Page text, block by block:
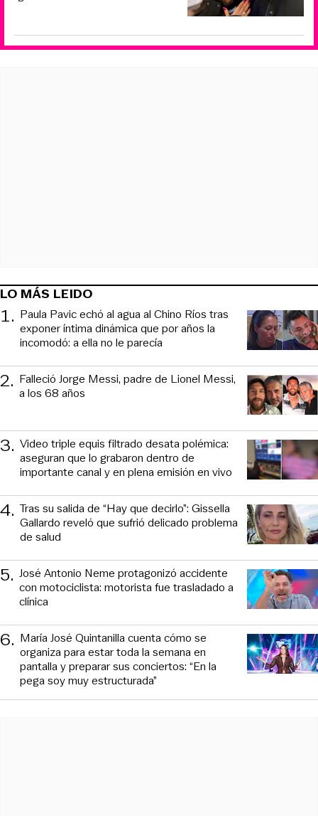
LO MÁS LEIDO
1. Paula Pavic echó al agua al Chino Ríos tras
exponer íntima dinámica que por años la
incomodó: a ella no le parecía
2. Falleció Jorge Messi, padre de Lionel Messi,
a los 68 años
3. Video triple equis filtrado desata polémica:
aseguran que lo grabaron dentro de
importante canal y en plena emisión en vivo
4. Tras su salida de “Hay que decirlo”: Gissella
Gallardo reveló que sufrió delicado problema
de salud
5. José Antonio Neme protagonizó accidente
con motociclista: motorista fue trasladado a
clínica
6. María José Quintanilla cuenta cómo se
organiza para estar toda la semana en
pantalla y preparar sus conciertos: “En la
pega soy muy estructurada”